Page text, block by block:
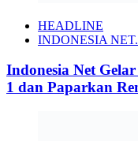
HEADLINE
INDONESIA NET.
Indonesia Net
1 dan Paparkan